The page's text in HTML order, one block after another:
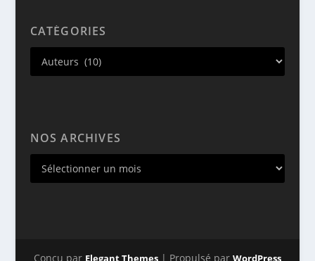
CATÉGORIES
NOS ARCHIVES
Conçu par Elegant Themes| Propulsé par WordPress